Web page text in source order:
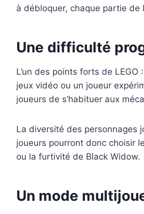
à débloquer, chaque partie de
Une difficulté
L’un des points forts de
jeux vidéo ou un joueur
joueurs de s’habituer aux
La diversité des personnages
joueurs pourront donc choisir
ou la furtivité de Black Widow.
Un mode